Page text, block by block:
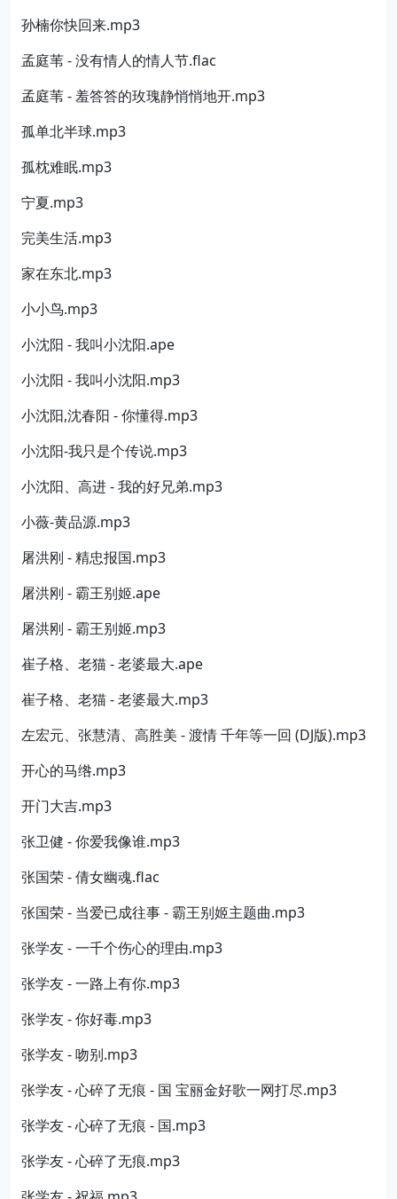
孙楠你快回来.mp3
孟庭苇 - 没有情人的情人节.flac
孟庭苇 - 羞答答的玫瑰静悄悄地开.mp3
孤单北半球.mp3
孤枕难眠.mp3
宁夏.mp3
完美生活.mp3
家在东北.mp3
小小鸟.mp3
小沈阳 - 我叫小沈阳.ape
小沈阳 - 我叫小沈阳.mp3
小沈阳,沈春阳 - 你懂得.mp3
小沈阳-我只是个传说.mp3
小沈阳、高进 - 我的好兄弟.mp3
小薇-黄品源.mp3
屠洪刚 - 精忠报国.mp3
屠洪刚 - 霸王别姬.ape
屠洪刚 - 霸王别姬.mp3
崔子格、老猫 - 老婆最大.ape
崔子格、老猫 - 老婆最大.mp3
左宏元、张慧清、高胜美 - 渡情 千年等一回 (DJ版).mp3
开心的马绺.mp3
开门大吉.mp3
张卫健 - 你爱我像谁.mp3
张国荣 - 倩女幽魂.flac
张国荣 - 当爱已成往事 - 霸王别姬主题曲.mp3
张学友 - 一千个伤心的理由.mp3
张学友 - 一路上有你.mp3
张学友 - 你好毒.mp3
张学友 - 吻别.mp3
张学友 - 心碎了无痕 - 国 宝丽金好歌一网打尽.mp3
张学友 - 心碎了无痕 - 国.mp3
张学友 - 心碎了无痕.mp3